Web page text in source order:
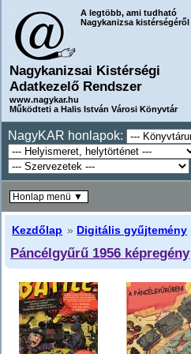
A legtöbb, ami tudható
Nagykanizsa kistérségéről
Nagykanizsai Kistérségi
Adatkezelő Rendszer
www.nagykar.hu
Működteti a Halis István Városi Könyvtár
NagyKAR honlapok:
Kezdőlap » Digitális gyűjtemény
Páncélgyűrű 1956 képregény
Honlap menü ▼